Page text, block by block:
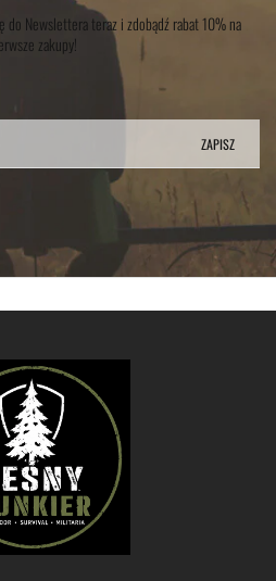
do Newslettera teraz i zdobądź rabat 10% na
zakupy!